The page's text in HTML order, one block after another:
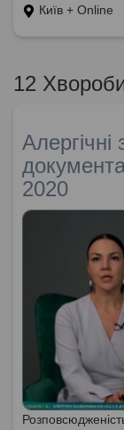
Київ + Online
12
2020